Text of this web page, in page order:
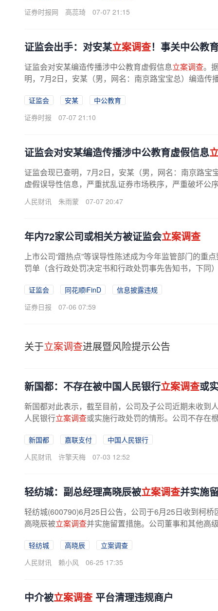
证券时报网
高蕊琦 07-07 21:15
证监会出手：对安某立案调查！事关中公教
证监会对安某编造传播涉中公教育虚假信息立案调查。
明，7月2日，安某（男，网名：南京路宝宝总）编造传
证监会 安某
中公教育
证券时报
07-07 21:10
证监会对安某编造传播涉中公教育虚假信息
证监会现已查明，7月2日，安某（男，网名：南京路宝
虚假误导性信息，严重扰乱证券市场秩序，严重破坏公
安某
立案调查 。下一步，证监会将在...
人民财讯 朱雨蒙 07-07 20:47
年内72家公司或相关方被证监会立案调查
上市公司“蹭热点”等误导性陈述成为今年监管部门的重
罚单（含行政处罚决定书和行政处罚事先告知书，下同
证监会 同花顺iFinD
信息披露违规
证券日报
07-06 07:59
关于立案调查进展暨风险提示公告
新国都：不存在被中国人民银行立案调查或
新国都对此表示，截至目前，公司及子公司近期未收到
人民银行立案调查或实施行政处罚的情形。公司不存在
新国都 嘉联支付
中国人民银行
人民财讯
许擎天梅 07-03 12:52
轻纺城：副总经理高晓辰被立案调查并实施
轻纺城(600790)6月25日公告，公司于6月25日收到柯
高晓辰被立案调查并实施留置措施。公司董事和其他高
轻纺城 高晓辰
立案调查
人民财讯
赖小风 06-25 17:35
中介被立案调查平台清理违规商户